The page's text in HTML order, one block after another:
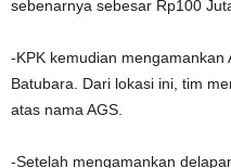
sebenarnya sebesar Rp100
-KPK kemudian
Batubara. Dari lokasi ini, tim
atas nama AGS.
-Setelah mengamankan